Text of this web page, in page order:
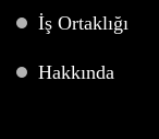
İş Ortaklığı
Hakkında